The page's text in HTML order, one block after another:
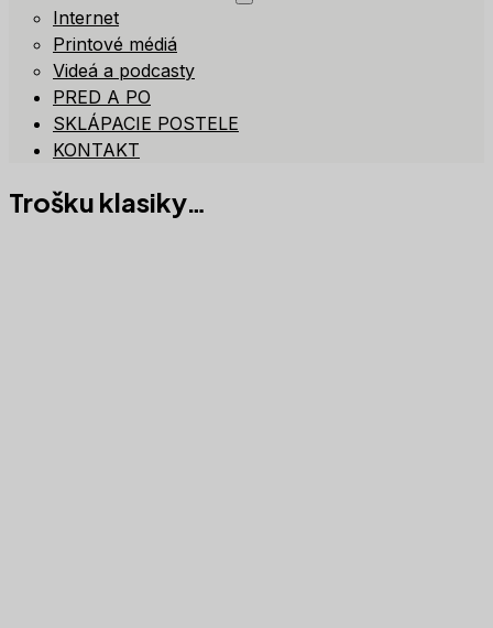
Internet
Printové médiá
Videá a podcasty
PRED A PO
SKLÁPACIE POSTELE
KONTAKT
Trošku klasiky…